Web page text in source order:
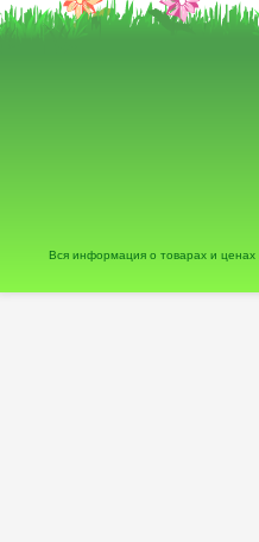
Вся информация о товарах и